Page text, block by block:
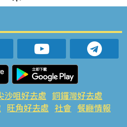
沙咀好去處 銅鑼灣好去處
旺角好去處 社會 餐廳情報